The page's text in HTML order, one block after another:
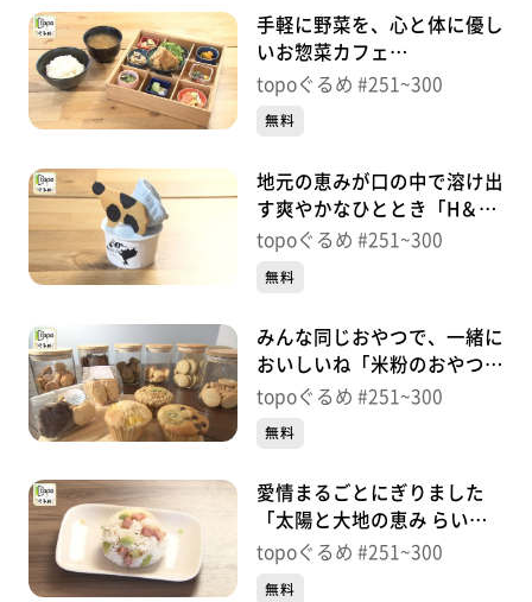
手軽に野菜を、心と体に優し
いお惣菜カフェ
「107kitchen紗乃音」（東
292【topoぐるめ】
topoぐるめ #251~300
無料
地元の恵みが口の中で溶け出
す爽やかなひととき「H＆H
Labo」（東松島市野蒜ケ
topoぐるめ #251~300
無料
みんな同じおやつで、一緒に
おいしいね「米粉のおやつ
366」（東松島市大曲堰の内
topoぐるめ #251~300
無料
愛情まるごとにぎりました
「太陽と大地の恵み らいす
ぼーる！」（東松島市矢本大
topoぐるめ #251~300
無料